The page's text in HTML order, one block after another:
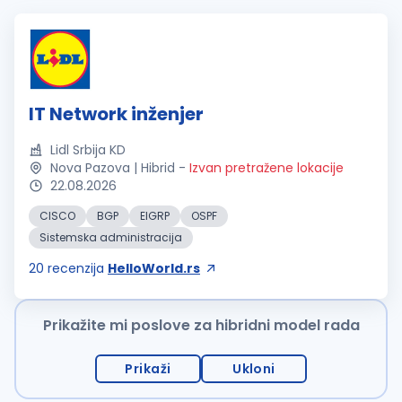
IT Network inženjer
Lidl Srbija KD
Nova Pazova | Hibrid - Izvan pretražene lokacije
22.08.2026
CISCO BGP EIGRP
OSPF
Sistemska administracija
20 recenzija HelloWorld.rs
Prikažite mi poslove za hibridni model rada
Prikaži Ukloni